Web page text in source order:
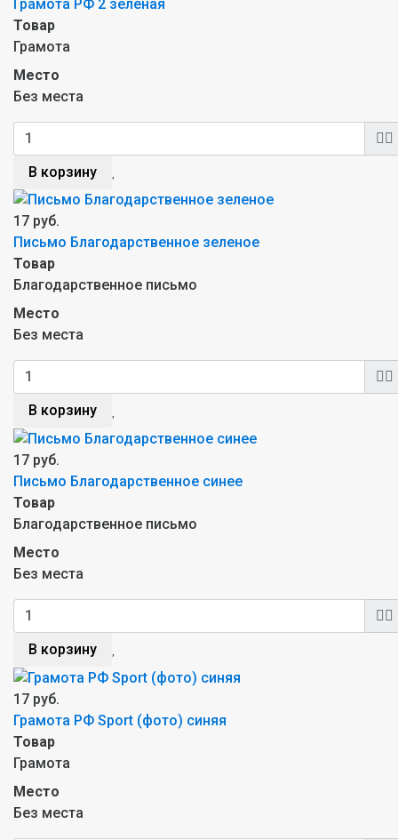
Грамота РФ 2 зеленая
Товар
Грамота
Место
Без места
В корзину
17 руб.
Письмо Благодарственное зеленое
Товар
Благодарственное письмо
Место
Без места
В корзину
17 руб.
Письмо Благодарственное синее
Товар
Благодарственное письмо
Место
Без места
В корзину
17 руб.
Грамота РФ Sport (фото) синяя
Товар
Грамота
Место
Без места